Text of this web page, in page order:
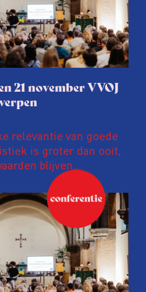
21 november VVOJ
relevantie van goede
is groter dan ooit,
blijven
komende VVOJ
in De
een eerlijke
staat van ons vak.